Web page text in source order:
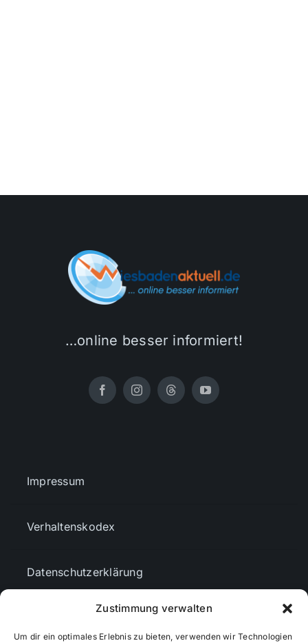
Zustimmung verwalten
Um dir ein optimales Erlebnis zu bieten, verwenden wir Technologien
…online besser informiert!
Impressum
Verhaltenskodex
Datenschutzerklärung